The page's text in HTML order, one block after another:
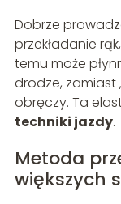
Dobrze
przekładanie
temu może
drodze, zamiast
obręczy. Ta
techniki jazdy.
Metoda
większych